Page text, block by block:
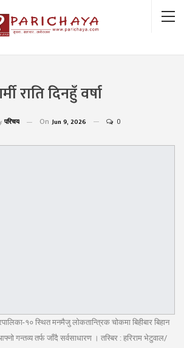
राति दिनहुँ वर्षा
परिचय On Jun 9, 2026 0
१० स्थित मनमैजु लोकतान्त्रिक चोकमा बिहीबार बिहान
गन्तव्य तर्फ जाँदै सर्वसाधारण । तस्बिर : हरिराम भेटुवाल/